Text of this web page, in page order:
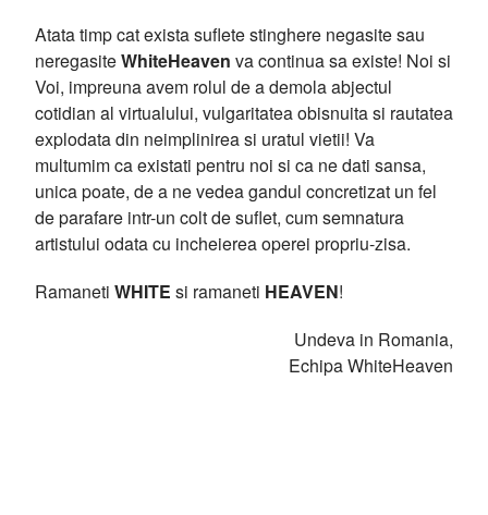
Atata timp cat exista suflete stinghere negasite sau
neregasiteWhiteHeaven va continua sa existe! Noi si
Voi, impreuna avem rolul de a demola abjectul
cotidian al virtualului, vulgaritatea obisnuita si rautatea
explodata din neimplinirea si uratul vietii! Va
multumim ca existati pentru noi si ca ne dati sansa,
unica poate, de a ne vedea gandul concretizat un fel
de parafare intr-un colt de suflet, cum semnatura
artistului odata cu incheierea operei propriu-zisa.
Ramaneti WHITE si ramaneti HEAVEN!
Undeva in Romania,
Echipa WhiteHeaven